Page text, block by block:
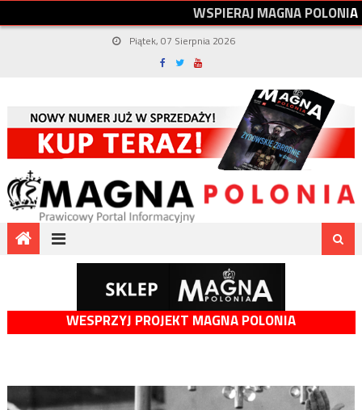
WSPIERAJMAGNAPOLONIA
Piątek, 07 Sierpnia 2026
WESPRZYJ PROJEKT MAGNA POLONIA